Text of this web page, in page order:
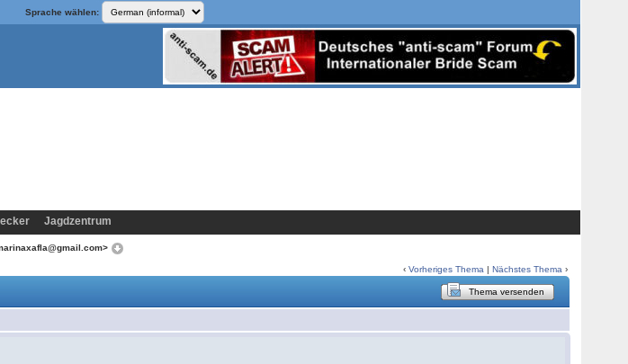
Sprache wählen:
Jagdzentrum
‹Vorheriges Thema |Nächstes Thema ›
Thema versenden